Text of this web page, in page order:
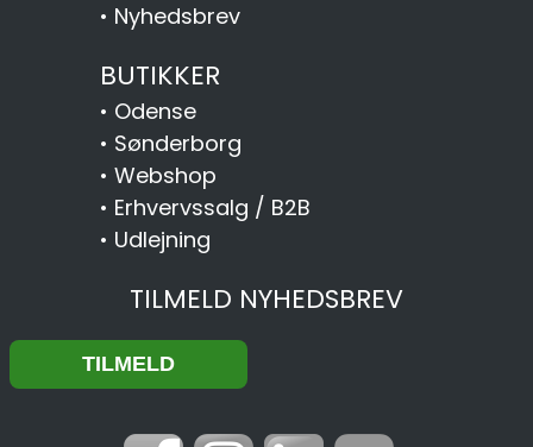
• Nyhedsbrev
BUTIKKER
• Odense
• Sønderborg
• Webshop
• Erhvervssalg / B2B
• Udlejning
TILMELD NYHEDSBREV